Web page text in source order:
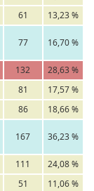
61
13,23 %
77 16,70 %
132
28,63 %
81
17,57 %
86
18,66 %
167 36,23 %
111
24,08 %
51
11,06 %